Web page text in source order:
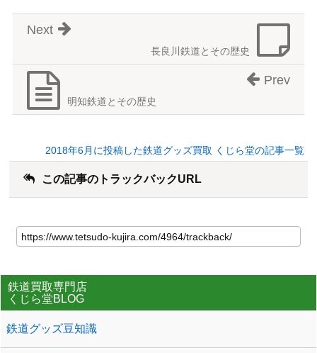
長良川鉄道とその歴史
Next
明知鉄道とその歴史
Prev
2018年6月に投稿した鉄道グッズ買取 くじら堂の記事一覧
この記事のトラックバックURL
鉄道買取専門店
くじら堂BLOG
鉄道グッズ豆知識